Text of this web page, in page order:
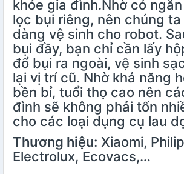
khỏe gia đình.Nhờ có
lọc bụi riêng, nên chúng
dàng vệ sinh cho robot.
bụi đầy, bạn chỉ cần lấy
đổ bụi ra ngoài, vệ sinh
lại vị trí cũ. Nhờ khả năng
bền bỉ, tuổi thọ cao nên
đình sẽ không phải tốn
cho các loại dụng cụ lau
Thương hiệu: Xiaomi,
Electrolux, Ecovacs,…